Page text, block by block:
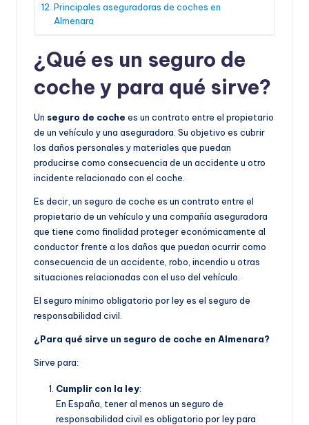
Principales aseguradoras de coches en
Almenara
¿Qué es un seguro de
coche y para qué sirve?
Un seguro de coche es un contrato entre el propietario
de un vehículo y una aseguradora. Su objetivo es cubrir
los daños personales y materiales que puedan
producirse como consecuencia de un accidente u otro
incidente relacionado con el coche.
Es decir, un seguro de coche es un contrato entre el
propietario de un vehículo y una compañía aseguradora
que tiene como finalidad proteger económicamente al
conductor frente a los daños que puedan ocurrir como
consecuencia de un accidente, robo, incendio u otras
situaciones relacionadas con el uso del vehículo.
El seguro mínimo obligatorio por ley es el seguro de
responsabilidad civil.
¿Para qué sirve un seguro de coche en Almenara?
Sirve para:
Cumplir con la ley:
En España, tener al menos un seguro de
responsabilidad civil es obligatorio por ley para